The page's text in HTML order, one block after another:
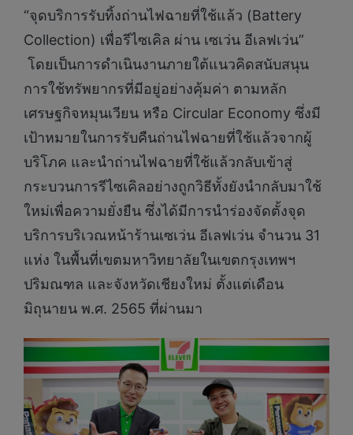
“จุดบริการรับทิ้งถ่านไฟฉายที่ใช้แล้ว (Battery
Collection) เพื่อรีไซเคิล ผ่าน เซเว่น อีเลฟเว่น”
โดยเป็นการดำเนินงานภายใต้แนวคิดสนับสนุน
การใช้ทรัพยากรที่มีอยู่อย่างคุ้มค่า ตามหลัก
เศรษฐกิจหมุนเวียน หรือ Circular Economy ซึ่งมี
เป้าหมายในการรับคืนถ่านไฟฉายที่ใช้แล้วจากผู้
บริโภค และนำถ่านไฟฉายที่ใช้แล้วกลับเข้าสู่
กระบวนการรีไซเคิลอย่างถูกวิธีทั้งยังนำกลับมาใช้
ใหม่เพื่อความยั่งยืน ซึ่งได้มีการนำร่องจัดตั้งจุด
บริการบริเวณหน้าร้านเซเว่น อีเลฟเว่น จำนวน 31
แห่ง ในพื้นที่เขตมหาวิทยาลัยในเขตกรุงเทพฯ
ปริมณฑล และจังหวัดเชียงใหม่ ตั้งแต่เดือน
มิถุนายน พ.ศ. 2565 ที่ผ่านมา